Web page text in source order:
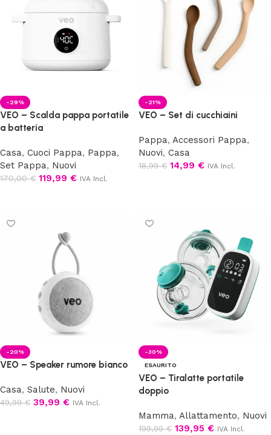
-29%
VEO – Scalda pappa portatile
a batteria
Casa, Cuoci Pappa, Pappa,
Set Pappa, Nuovi
170,00€ 119,99 € IVA Incl.
-21%
VEO – Set di cucchiaini
Pappa, Accessori Pappa,
Nuovi, Casa
18,99€ 14,99 € IVA Incl.
-20%
VEO – Speaker rumore bianco
Casa, Salute, Nuovi
49,99€ 39,99 € IVA Incl.
-30%
ESAURITO
VEO – Tiralatte portatile
doppio
Mamma, Allattamento, Nuovi
199,99€ 139,95 € IVA Incl.